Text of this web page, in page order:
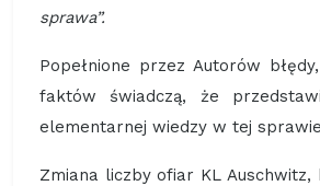
sprawa”.
Popełnione przez Autorów
faktów świadczą, że
elementarnej wiedzy w tej
Zmiana liczby ofiar KL Auschwitz,